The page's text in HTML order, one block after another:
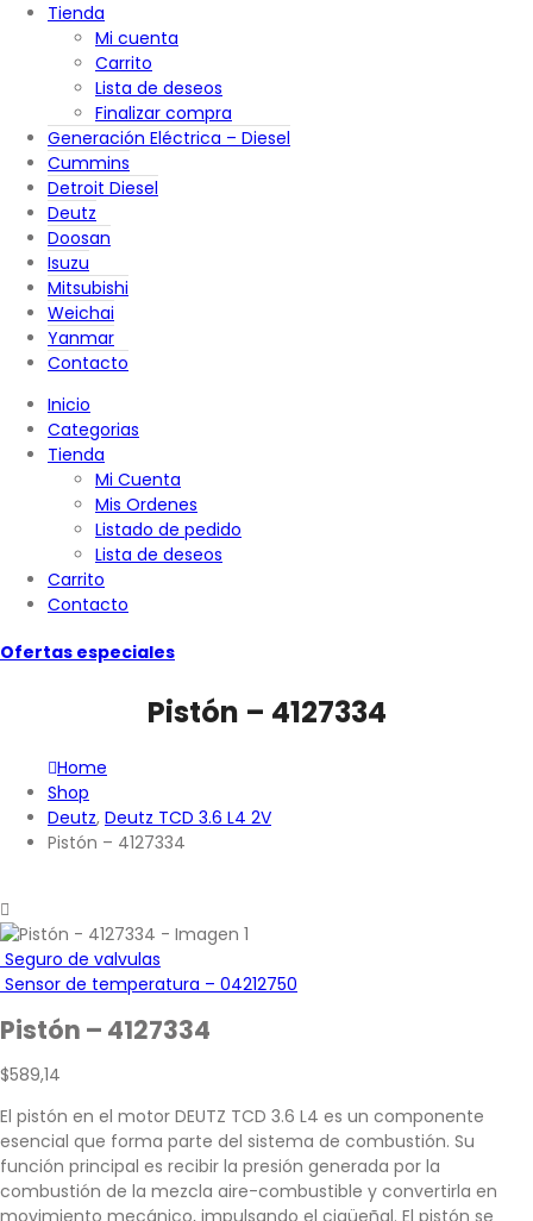
Tienda
Mi cuenta
Carrito
Lista de deseos
Finalizar compra
Generación Eléctrica – Diesel
Cummins
Detroit Diesel
Deutz
Doosan
Isuzu
Mitsubishi
Weichai
Yanmar
Contacto
Inicio
Categorias
Tienda
Mi Cuenta
Mis Ordenes
Listado de pedido
Lista de deseos
Carrito
Contacto
Ofertas especiales
Pistón – 4127334
Home
Shop
Deutz, Deutz TCD 3.6 L4 2V
Pistón – 4127334
Seguro de valvulas
Sensor de temperatura – 04212750
Pistón – 4127334
$589,14
El pistón en el motor DEUTZ TCD 3.6 L4 es un componente
esencial que forma parte del sistema de combustión. Su
función principal es recibir la presión generada por la
combustión de la mezcla aire-combustible y convertirla en